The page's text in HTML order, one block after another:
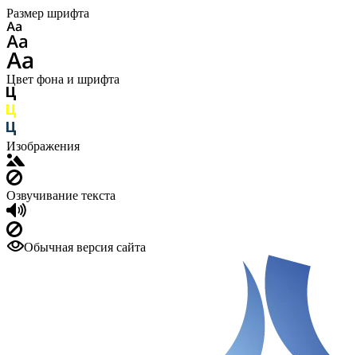
Размер шрифта
Цвет фона и шрифта
Изображения
Озвучивание текста
Обычная версия сайта